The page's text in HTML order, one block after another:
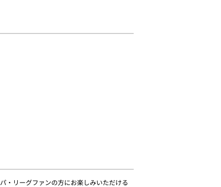
・リーグファンの方にお楽しみいただける